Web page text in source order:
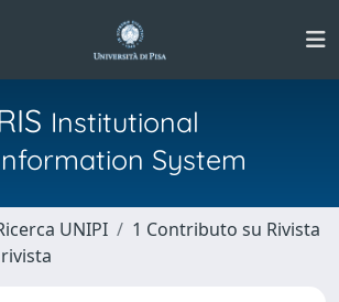
Institutional
System
UNIPI
1 Contributo su Rivista